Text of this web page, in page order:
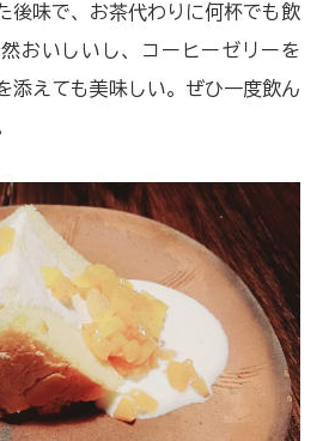
後味で、お茶代わりに何杯でも飲
おいしいし、コーヒーゼリーを
添えても美味しい。ぜひ一度飲ん